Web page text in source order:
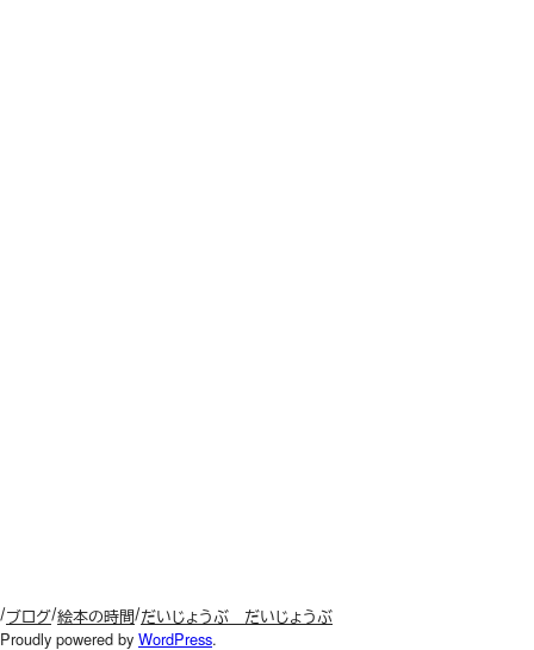
ブログ 絵本の時間 だいじょうぶ だいじょうぶ
Proudly powered by WordPress.